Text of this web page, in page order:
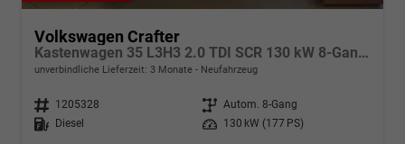
Volkswagen Crafter
Kastenwagen 35 L3H3 2.0 TDI SCR 130 kW 8-Gang Automatik, Klima, 5 Jahre Garantie Hochdach -abwählbargegen Minderpreis- siehe Zusatzausstattungen-
unverbindliche Lieferzeit: 3 Monate Neufahrzeug
Fahrzeugnr. 1205328 Getriebe Autom. 8-Gang
Kraftstoff
Diesel Leistung 130 kW (177 PS)